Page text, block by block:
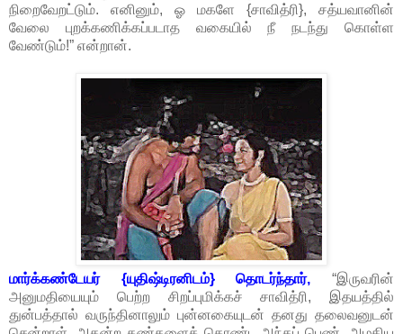
நிறைவேறட்டும். எனினும், ஓ மகளே {சாவித்ரி}, சத்யவானின்
வேலை புறக்கணிக்கப்படாத வகையில் நீ நடந்து கொள்ள
வேண்டும்!” என்றான்.
மார்க்கண்டேயர் {யுதிஷ்டிரனிடம்} தொடர்ந்தார், “இருவரின்
அனுமதியையும் பெற்ற சிறப்புமிக்கச் சாவித்ரி, இதயத்தில்
துன்பத்தால் வருந்தினாலும் புன்னகையுடன் தனது தலைவனுடன்